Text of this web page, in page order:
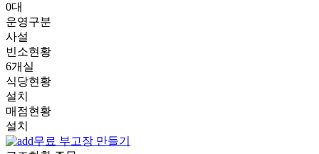
0대
운영구분
사설
빈소현황
6개실
식당현황
설치
매점현황
설치
무료 부고장 만들기